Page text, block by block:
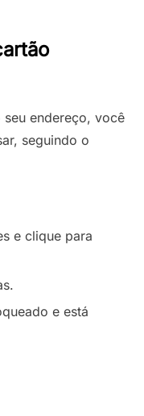
endereço, você
seguindo o
e clique para
e está